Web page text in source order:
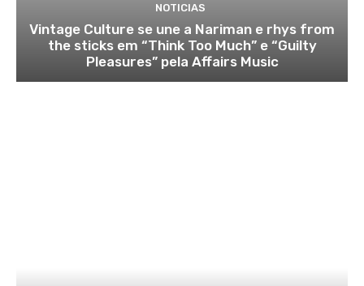
NOTICIAS
Vintage Culture se une a Nariman e rhys from
the sticks em “Think Too Much” e “Guilty
Pleasures” pela Affairs Music